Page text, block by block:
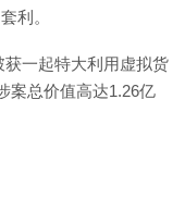
利。
一起特大利用虚拟货
案总价值高达1.26亿